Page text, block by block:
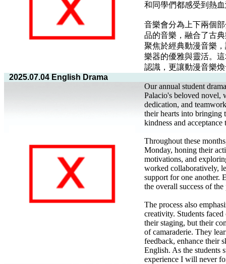
和同學們都感受到熱
音樂會分為上下兩個
品的音樂，融合了古
聚焦於經典動漫音樂
樂器的優雅與靈活。
認識，更讓動漫音樂
2025.07.04 English Drama
Our annual student
Palacio's beloved novel,
dedication, and
their hearts into bringing
kindness and acceptance
Throughout these
Monday, honing their
motivations, and
worked collaboratively,
support for one another.
the overall success of
The process also
creativity. Students
their staging, but their
of camaraderie. They
feedback, enhance their
English. As the students
experience I will never